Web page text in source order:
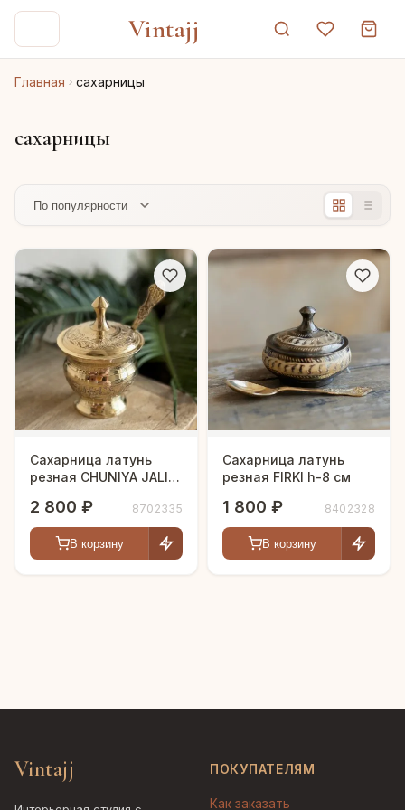
Vintajj
Главная сахарницы
сахарницы
Сахарница латунь
резная CHUNIYA JALI
2 800 ₽ 8702335
В корзину
Сахарница латунь
резная FIRKI h-8 см
1 800 ₽ 8402328
В корзину
Vintajj ПОКУПАТЕЛЯМ
Как заказать